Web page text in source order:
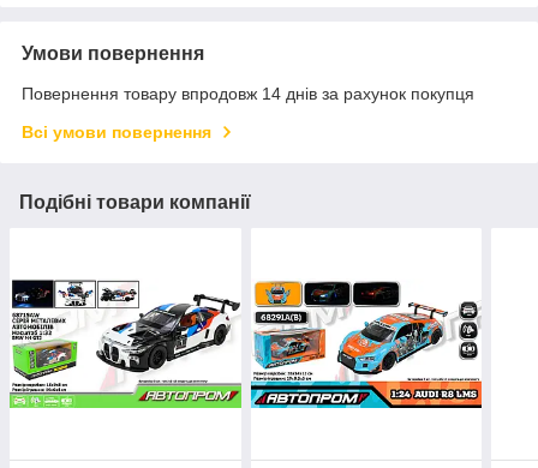
Умови повернення
Повернення товару впродовж 14 днів за рахунок покупця
Всі умови повернення
Подібні товари компанії